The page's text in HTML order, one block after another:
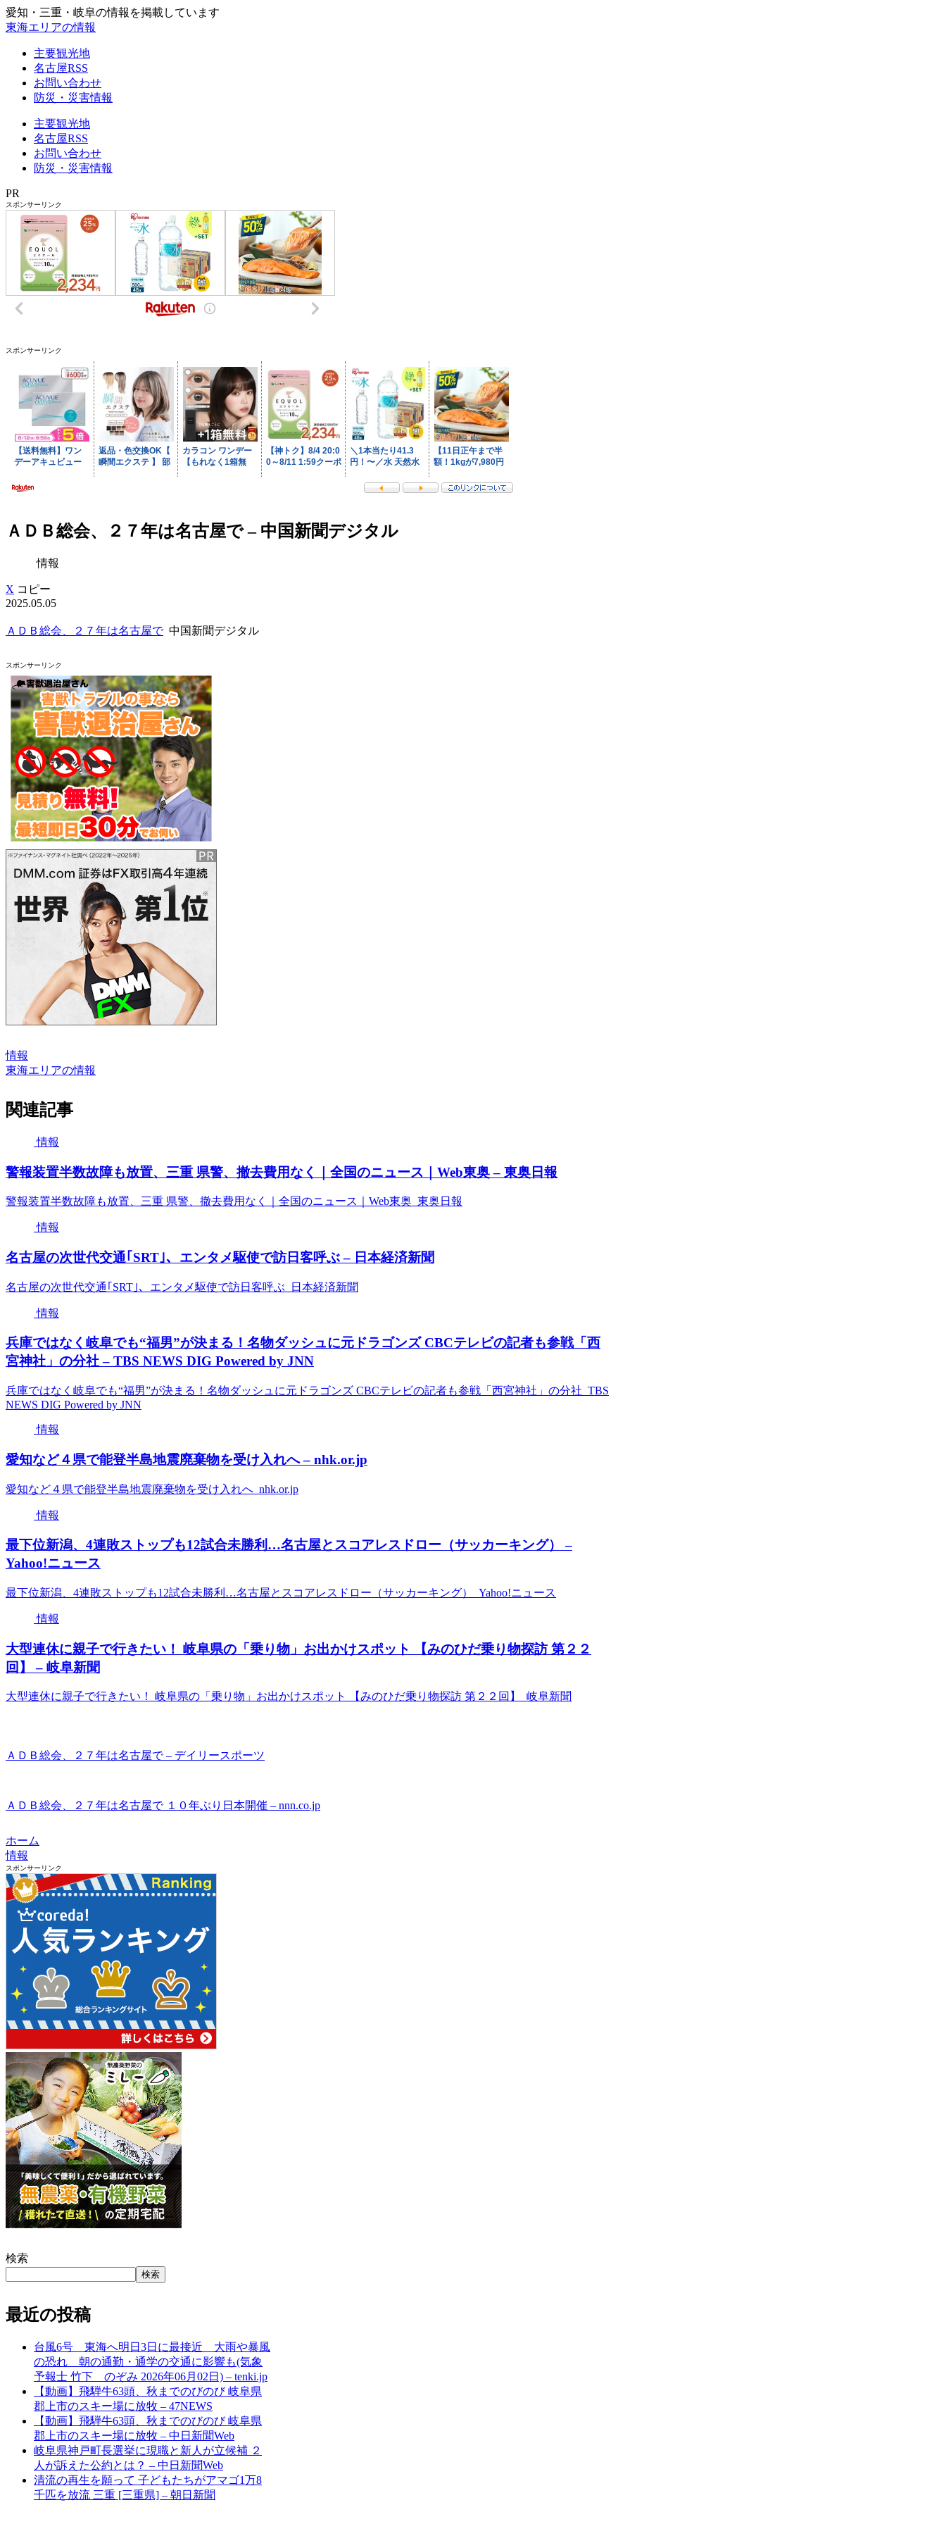
愛知・三重・岐阜の情報を掲載しています
東海エリアの情報
主要観光地
名古屋RSS
お問い合わせ
防災・災害情報
主要観光地
名古屋RSS
お問い合わせ
防災・災害情報
PR
スポンサーリンク
スポンサーリンク
ＡＤＢ総会、２７年は名古屋で – 中国新聞デジタル
情報
X コピー
2025.05.05
ＡＤＢ総会、２７年は名古屋で中国新聞デジタル
スポンサーリンク
情報
東海エリアの情報
関連記事
情報
警報装置半数故障も放置、三重 県警、撤去費用なく｜全国のニュース｜Web東奥 – 東奥日報
警報装置半数故障も放置、三重 県警、撤去費用なく｜全国のニュース｜Web東奥 東奥日報
情報
名古屋の次世代交通｢SRT｣、エンタメ駆使で訪日客呼ぶ – 日本経済新聞
名古屋の次世代交通｢SRT｣、エンタメ駆使で訪日客呼ぶ 日本経済新聞
情報
兵庫ではなく岐阜でも“福男”が決まる！名物ダッシュに元ドラゴンズ CBCテレビの記者も参戦「西
宮神社」の分社 – TBS NEWS DIG Powered by JNN
兵庫ではなく岐阜でも“福男”が決まる！名物ダッシュに元ドラゴンズ CBCテレビの記者も参戦「西宮神社」の分社 TBS
NEWS DIG Powered by JNN
情報
愛知など４県で能登半島地震廃棄物を受け入れへ – nhk.or.jp
愛知など４県で能登半島地震廃棄物を受け入れへ nhk.or.jp
情報
最下位新潟、4連敗ストップも12試合未勝利…名古屋とスコアレスドロー（サッカーキング） –
Yahoo!ニュース
最下位新潟、4連敗ストップも12試合未勝利…名古屋とスコアレスドロー（サッカーキング） Yahoo!ニュース
情報
大型連休に親子で行きたい！ 岐阜県の「乗り物」お出かけスポット 【みのひだ乗り物探訪 第２２
回】 – 岐阜新聞
大型連休に親子で行きたい！ 岐阜県の「乗り物」お出かけスポット 【みのひだ乗り物探訪 第２２回】 岐阜新聞
ＡＤＢ総会、２７年は名古屋で – デイリースポーツ
ＡＤＢ総会、２７年は名古屋で １０年ぶり日本開催 – nnn.co.jp
ホーム
情報
スポンサーリンク
検索
検索
最近の投稿
台風6号 東海へ明日3日に最接近 大雨や暴風
の恐れ 朝の通勤・通学の交通に影響も(気象
予報士 竹下 のぞみ 2026年06月02日) – tenki.jp
【動画】飛騨牛63頭、秋までのびのび 岐阜県
郡上市のスキー場に放牧 – 47NEWS
【動画】飛騨牛63頭、秋までのびのび 岐阜県
郡上市のスキー場に放牧 – 中日新聞Web
岐阜県神戸町長選挙に現職と新人が立候補 ２
人が訴えた公約とは？ – 中日新聞Web
清流の再生を願って 子どもたちがアマゴ1万8
千匹を放流 三重 [三重県] – 朝日新聞